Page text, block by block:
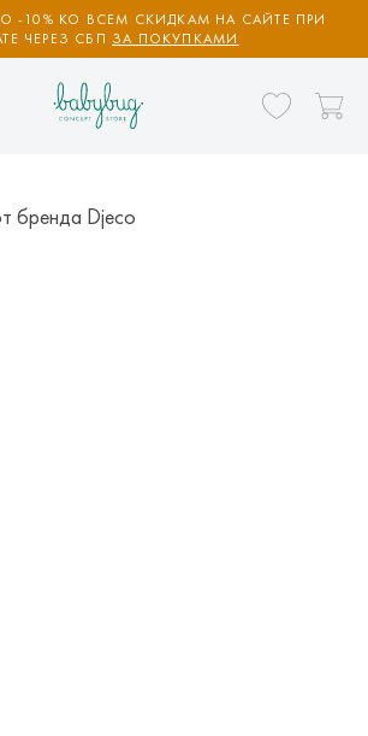
-10% КО ВСЕМ СКИДКАМ НА САЙТЕ ПРИ
ЧЕРЕЗ СБП ЗА ПОКУПКАМИ